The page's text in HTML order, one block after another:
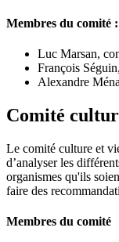
Membres du comité :
Luc Marsan,
François
Alexandre
Comité
Le comité culture et
d’analyser les
organismes qu'ils
faire des
Membres du comité